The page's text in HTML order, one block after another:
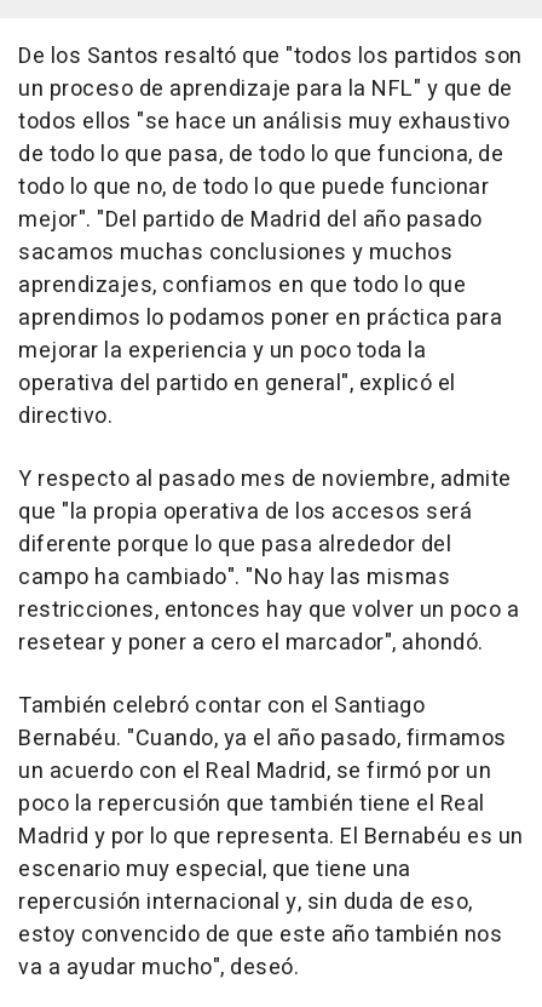
De los Santos resaltó que "todos los partidos son
un proceso de aprendizaje para la NFL" y que de
todos ellos "se hace un análisis muy exhaustivo
de todo lo que pasa, de todo lo que funciona, de
todo lo que no, de todo lo que puede funcionar
mejor". "Del partido de Madrid del año pasado
sacamos muchas conclusiones y muchos
aprendizajes, confiamos en que todo lo que
aprendimos lo podamos poner en práctica para
mejorar la experiencia y un poco toda la
operativa del partido en general", explicó el
directivo.
Y respecto al pasado mes de noviembre, admite
que "la propia operativa de los accesos será
diferente porque lo que pasa alrededor del
campo ha cambiado". "No hay las mismas
restricciones, entonces hay que volver un poco a
resetear y poner a cero el marcador", ahondó.
También celebró contar con el Santiago
Bernabéu. "Cuando, ya el año pasado, firmamos
un acuerdo con el Real Madrid, se firmó por un
poco la repercusión que también tiene el Real
Madrid y por lo que representa. El Bernabéu es un
escenario muy especial, que tiene una
repercusión internacional y, sin duda de eso,
estoy convencido de que este año también nos
va a ayudar mucho", deseó.